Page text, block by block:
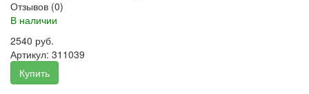
Отзывов (0)
В наличии
2540 руб.
Артикул: 311039
Купить